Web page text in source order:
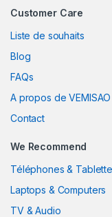
Customer Care
Liste de souhaits
Blog
FAQs
A propos de VEMISAO
Contact
We Recommend
Téléphones &
Laptops & Computers
TV & Audio